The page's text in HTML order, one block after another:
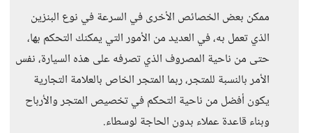
ممكن بعض الخصائص الأخرى في السرعة في نوع البنزين
الذي تعمل به، في العديد من الأمور التي يمكنك التحكم بها،
حتى من ناحية المصروف الذي تصرفه على هذه السيارة، نفس
الأمر بالنسبة للمتجر، ربما المتجر الخاص بالعلامة التجارية
يكون أفضل من ناحية التحكم في تخصيص المتجر والأرباح
وبناء قاعدة عملاء بدون الحاجة لوسطاء.